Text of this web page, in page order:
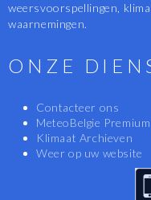
weersvoorspellingen,
waarnemingen.
ONZE
Contacteer ons
MeteoBelgie Premium
Klimaat Archieven
Weer op uw website